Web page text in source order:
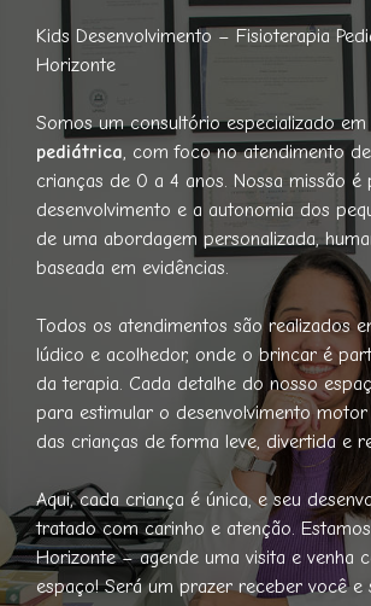
Kids Desenvolvimento – Fisioterapia
Horizonte
Somos um consultório especializado em
pediátrica, com foco no atendimento
crianças de 0 a 4 anos. Nossa missão é
desenvolvimento e a autonomia dos
de uma abordagem personalizada,
baseada em evidências.
Todos os atendimentos são realizados
lúdico e acolhedor, onde o brincar é
da terapia. Cada detalhe do nosso
para estimular o desenvolvimento
das crianças de forma leve, divertida e
Aqui, cada criança é única, e seu
tratado com carinho e atenção.
Horizonte – agende uma visita e venha
espaço! Será um prazer receber você e